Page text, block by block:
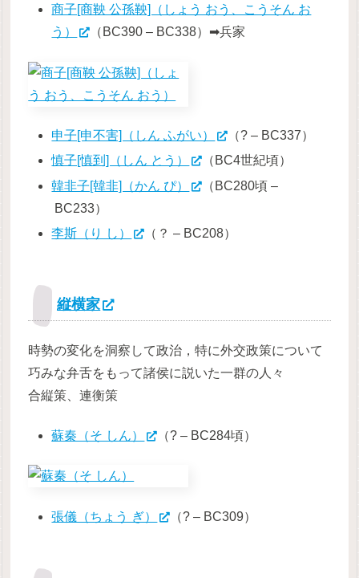
商子[商鞅 公孫鞅]（しょう おう、こうそん お
う）
（BC390 – BC338）➡兵家
申子[申不害]（しん ふがい）
（? – BC337）
慎子[慎到]（しん とう）
（BC4世紀頃）
韓非子[韓非]（かん ぴ）
（BC280頃 –
BC233）
李斯（り し）
（？ – BC208）
縦横家
時勢の変化を洞察して政治，特に外交政策について
巧みな弁舌をもって諸侯に説いた一群の人々
合縦策、連衡策
蘇秦（そ しん） （? – BC284頃）
張儀（ちょう ぎ） （? – BC309）